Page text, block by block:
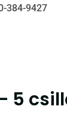
384-9427
5